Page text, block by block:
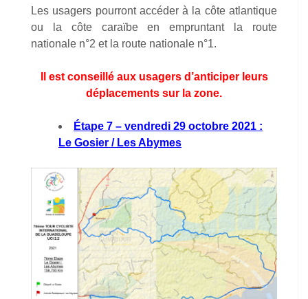
Les usagers pourront accéder à la côte atlantique
ou la côte caraïbe en empruntant la route
nationale n°2 et la route nationale n°1.
Il est conseillé aux usagers d’anticiper leurs
déplacements sur la zone.
Étape 7 – vendredi 29 octobre 2021 :
Le Gosier / Les Abymes